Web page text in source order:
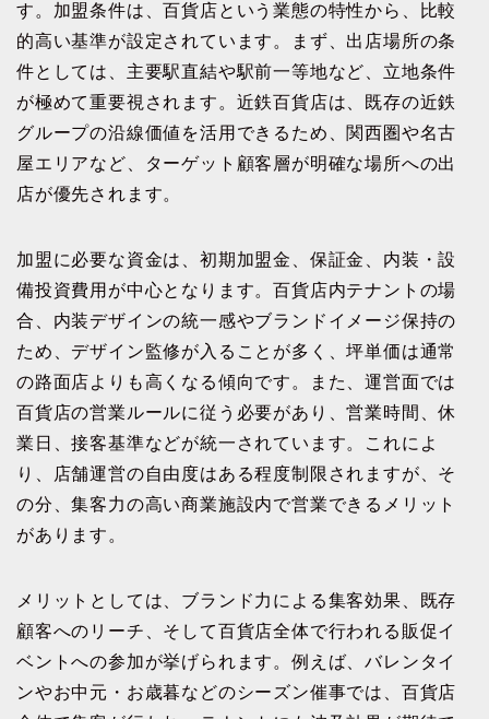
す。加盟条件は、百貨店という業態の特性から、比較
的高い基準が設定されています。まず、出店場所の条
件としては、主要駅直結や駅前一等地など、立地条件
が極めて重要視されます。近鉄百貨店は、既存の近鉄
グループの沿線価値を活用できるため、関西圏や名古
屋エリアなど、ターゲット顧客層が明確な場所への出
店が優先されます。
加盟に必要な資金は、初期加盟金、保証金、内装・設
備投資費用が中心となります。百貨店内テナントの場
合、内装デザインの統一感やブランドイメージ保持の
ため、デザイン監修が入ることが多く、坪単価は通常
の路面店よりも高くなる傾向です。また、運営面では
百貨店の営業ルールに従う必要があり、営業時間、休
業日、接客基準などが統一されています。これによ
り、店舗運営の自由度はある程度制限されますが、そ
の分、集客力の高い商業施設内で営業できるメリット
があります。
メリットとしては、ブランド力による集客効果、既存
顧客へのリーチ、そして百貨店全体で行われる販促イ
ベントへの参加が挙げられます。例えば、バレンタイ
ンやお中元・お歳暮などのシーズン催事では、百貨店